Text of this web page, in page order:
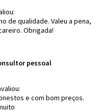
de qualidade. Valeu a pena,
Obrigada!
pessoal
e com bom preços.